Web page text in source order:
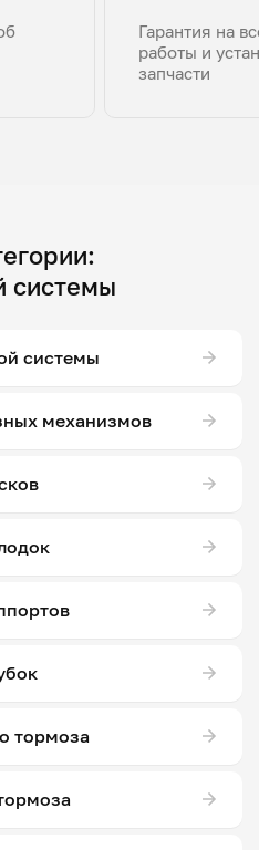
Гарантия на
работы и
запчасти
системы
системы
механизмов
тормоза